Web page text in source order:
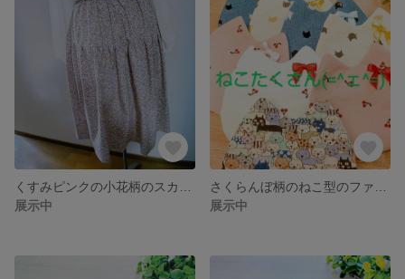
展示中
展示中